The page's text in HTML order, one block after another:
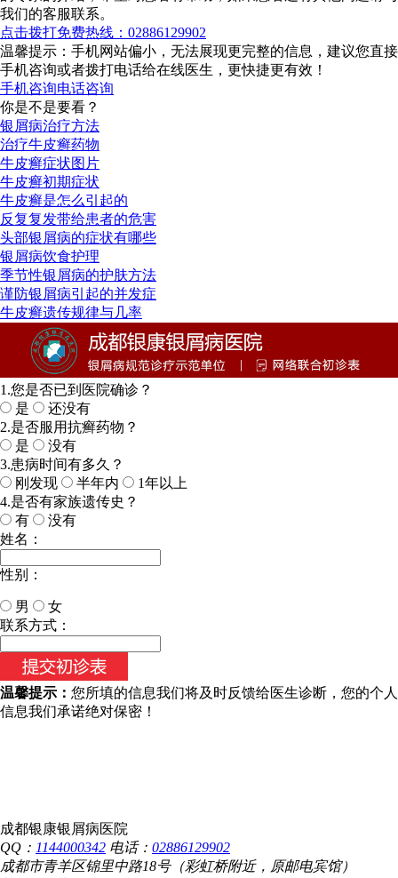
我们的客服联系。
点击拨打免费热线：02886129902
温馨提示：手机网站偏小，无法展现更完整的信息，建议您直接
手机咨询或者拨打电话给在线医生，更快捷更有效！
手机咨询电话咨询
你是不是要看？
银屑病治疗方法
治疗牛皮癣药物
牛皮癣症状图片
牛皮癣初期症状
牛皮癣是怎么引起的
反复复发带给患者的危害
头部银屑病的症状有哪些
银屑病饮食护理
季节性银屑病的护肤方法
谨防银屑病引起的并发症
牛皮癣遗传规律与几率
1.您是否已到医院确诊？
是
还没有
2.是否服用抗癣药物？
是
没有
3.患病时间有多久？
刚发现
半年内
1年以上
4.是否有家族遗传史？
有
没有
姓名：
性别：
男
女
今天日期：
联系方式：
温馨提示： 您所填的信息我们将及时反馈给医生诊断，您的个人
信息我们承诺绝对保密！
成都银康银屑病医院
QQ： 1144000342 电话： 02886129902
成都市青羊区锦里中路18号（彩虹桥附近，原邮电宾馆）